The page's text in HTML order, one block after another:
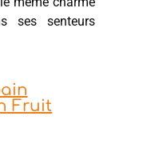
ses senteurs
Fruit